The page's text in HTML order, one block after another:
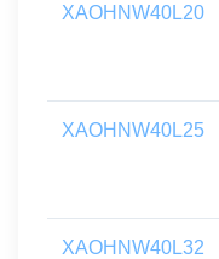
XAOHNW40L20
XAOHNW40L25
XAOHNW40L32